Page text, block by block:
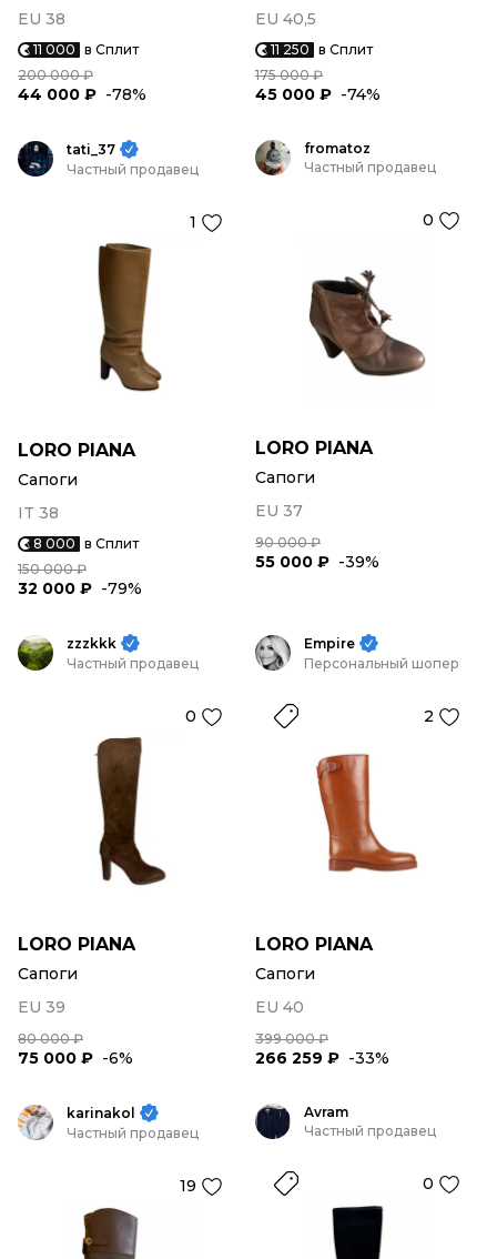
EU 38
11 000 в Сплит
200 000 ₽
44 000 ₽ -78%
EU 40,5
11 250 в Сплит
175 000 ₽
45 000 ₽ -74%
tati_37
Частный продавец
1
LORO PIANA
Сапоги
IT 38
8 000 в Сплит
150 000 ₽
32 000 ₽ -79%
fromatoz
Частный продавец
0
LORO PIANA
Сапоги
EU 37
90 000 ₽
55 000 ₽ -39%
zzzkkk
Частный продавец
0
LORO PIANA
Сапоги
EU 39
80 000 ₽
75 000 ₽ -6%
Empire
Персональный шопер
2
LORO PIANA
Сапоги
EU 40
399 000 ₽
266 259 ₽ -33%
karinakol
Частный продавец
19
Avram
Частный продавец
0